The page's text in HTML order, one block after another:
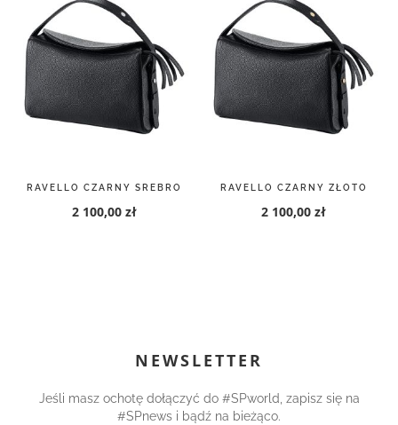
RAVELLO CZARNY SREBRO
2 100,00 zł
RAVELLO CZARNY ZŁOTO
2 100,00 zł
NEWSLETTER
Jeśli masz ochotę dołączyć do #SPworld, zapisz się na
#SPnews i bądź na bieżąco.